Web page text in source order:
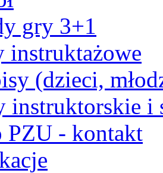
gry 3+1
instruktażowe
(dzieci,
instruktorskie i
PZU - kontakt